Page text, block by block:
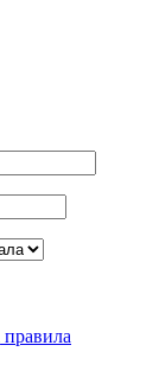
правила